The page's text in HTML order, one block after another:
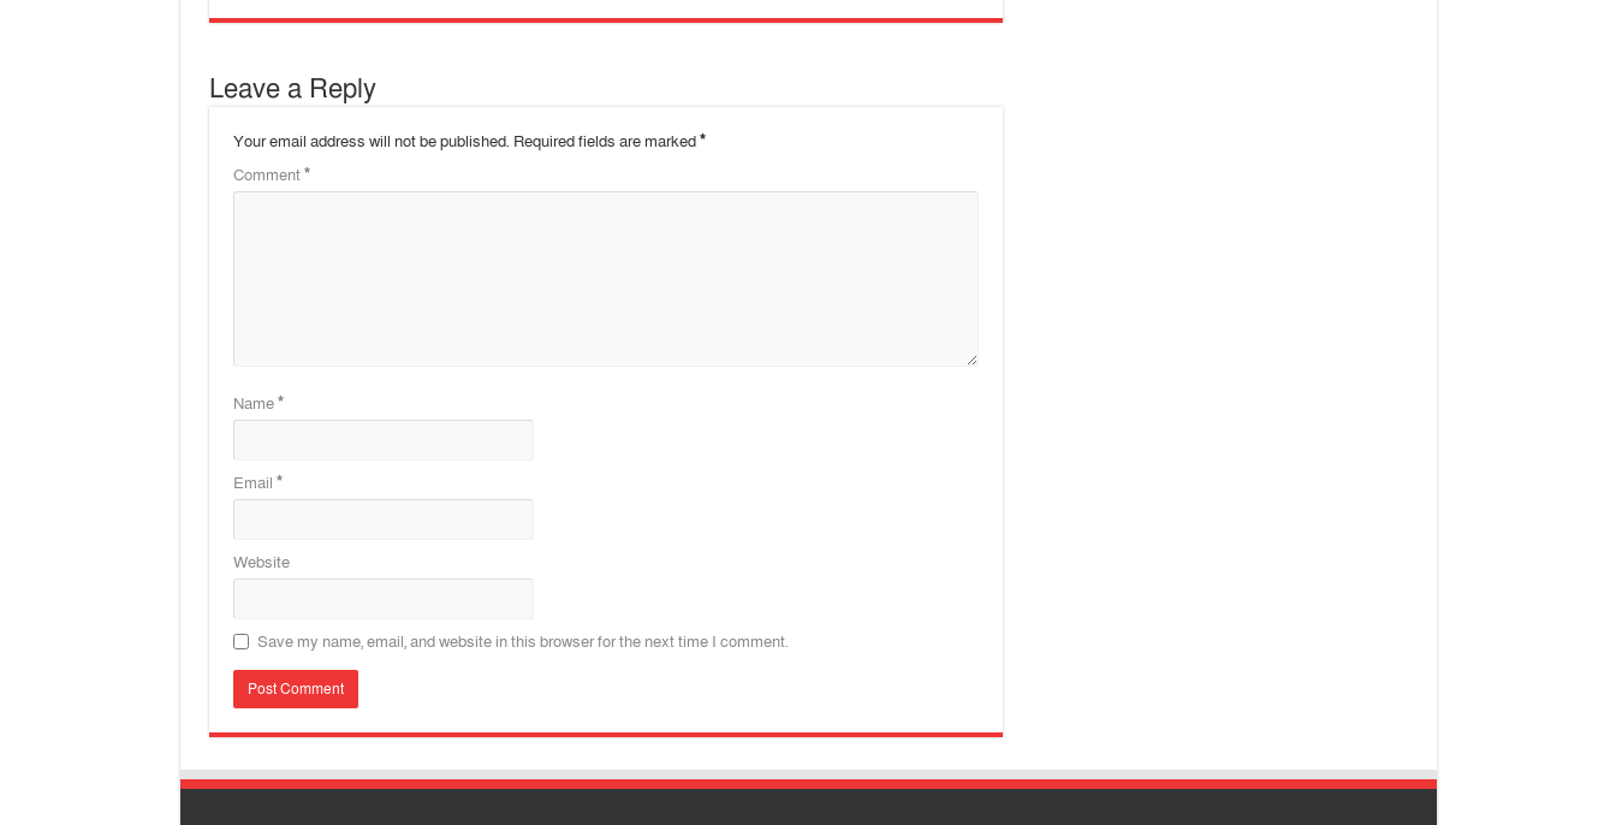
Leave a Reply
Your email address will not be published. Required fields are marked*
Comment*
Name*
Email *
Website
Save my name, email, and website in this browser for the next time I comment.